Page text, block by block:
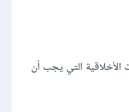
الأخلاقية التي يجب أن